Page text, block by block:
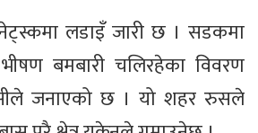
लडाइँ जारी छ । सडकमा
बमबारी चलिरहेका विवरण
जनाएको छ । यो शहर रुसले